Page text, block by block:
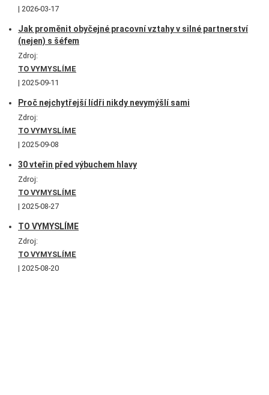
2026-03-17
Jak proměnit obyčejné pracovní vztahy v silné partnerství
(nejen) s šéfem
Zdroj:
TO VYMYSLÍME
2025-09-11
Proč nejchytřejší lídři nikdy nevymýšlí sami
Zdroj:
TO VYMYSLÍME
2025-09-08
30 vteřin před výbuchem hlavy
Zdroj:
TO VYMYSLÍME
2025-08-27
TO VYMYSLÍME
Zdroj:
TO VYMYSLÍME
2025-08-20